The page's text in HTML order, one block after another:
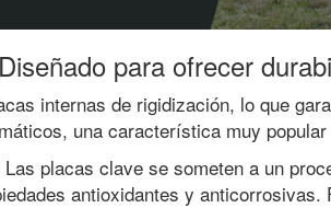
para ofrecer
internas de rigidización, lo que
una característica muy
Las placas clave se someten a un
antioxidantes y